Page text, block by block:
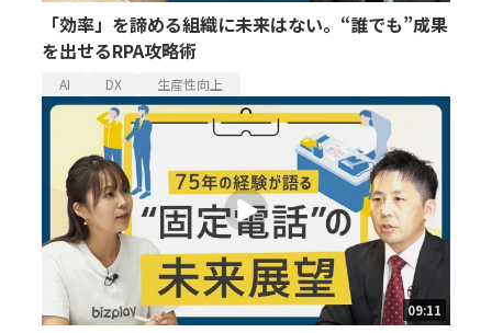
「効率」を諦める組織に未来はない。“誰でも”成果
を出せるRPA攻略術
AI DX 生産性向上
09:11